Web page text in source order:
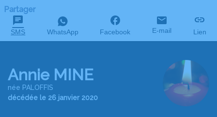
Partager
SMS WhatsApp Facebook E-mail Lien
Annie MINE
née PALOFFIS
décédée le 26 janvier 2020